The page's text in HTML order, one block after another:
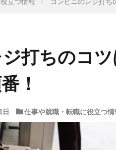
打ちのコ
！
日 仕事や就職・転職に役立つ情